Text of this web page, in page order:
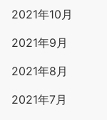
2021年10月
2021年9月
2021年8月
2021年7月